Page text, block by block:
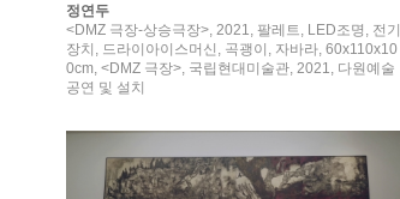
정연두
<DMZ 극장-상승극장>, 2021, 팔레트, LED조명, 전기
장치, 드라이아이스머신, 곡괭이, 자바라, 60x110x10
0cm, <DMZ 극장>, 국립현대미술관, 2021, 다원예술
공연 및 설치